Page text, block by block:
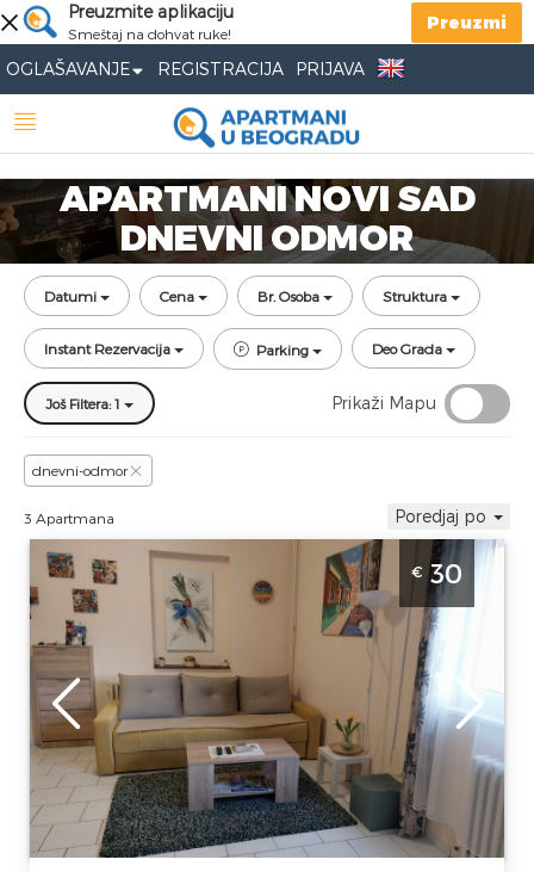
Preuzmite aplikaciju
Smeštaj na dohvat ruke!
Preuzmi
OGLAŠAVANJE REGISTRACIJA PRIJAVA
APARTMANI NOVI SAD
DNEVNI ODMOR
Datumi Cena Br. Osoba Struktura
Instant Rezervacija Parking Deo Grada
Još Filtera: 1 Prikaži Mapu
dnevni-odmor
3 Apartmana Poredjaj po
Trosoban Apartman Vukan 2 Novi Sad Stari
Grad, smešten u samom centru grada, 300
metara od Trga Republike
Novi-sad
Lokacija:
Novi-
sad Stari Grad
Adresa:Ilije
Ognjanovica 2
Cena 30 €
Gosti:5
Kvadratura :
50
m2
Struktura :
Trosoban
€ 30